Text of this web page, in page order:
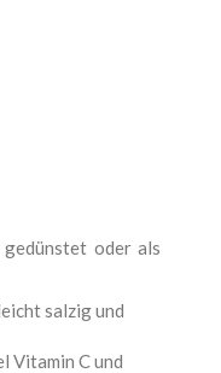
oder als
salzig und
Vitamin C und